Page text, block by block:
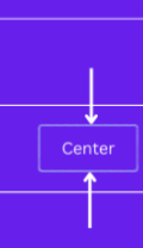
etc. d'un